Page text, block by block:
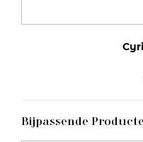
Bijpassende